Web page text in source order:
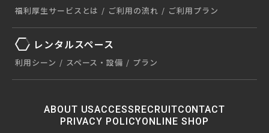
福利厚生サービスとは ご利用の流れ ご利用プラン
レンタルスペース
利用シーン スペース・設備 プラン
ABOUT USACCESSRECRUITCONTACT
PRIVACY POLICYONLINE SHOP